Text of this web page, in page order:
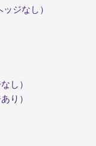
ジなし）
し）
り）